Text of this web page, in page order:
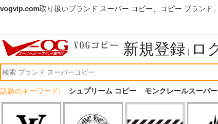
vogvip.com取り扱いブランド スーパー コピー、コピー ブランド
新規登録 | ロ
話題のキーワード: シュプリーム コピー モンクレールスーパ